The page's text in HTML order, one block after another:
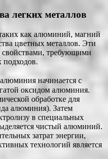
легких металлов
как алюминий, магний
цветных металлов. Эти
требующими
подходов.
начинается с
оксидом алюминия.
обработке для
алюминия). Затем
в специальных
чистый алюминий.
затрат энергии,
технологий является